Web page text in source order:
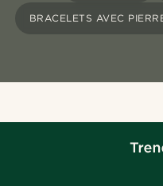
BRACELETS AVEC